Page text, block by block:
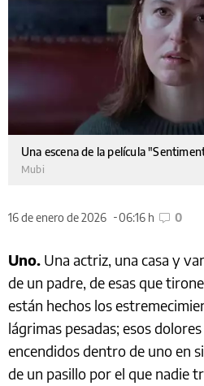
Una escena de la película
Mubi
16 de enero de 2026 06:16 h 0
Uno. Una actriz, una casa y
de un padre, de esas que
están hechos los
lágrimas pesadas; esos
encendidos dentro de uno en
de un pasillo por el que nadie